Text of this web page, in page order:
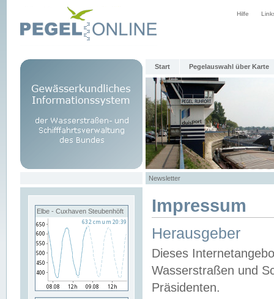
Hilfe
Start Pegelauswahl über Karte
Newsletter
Elbe - Cuxhaven Steubenhöft Impressum
Herausgeber
Dieses
Wasserstraßen und
Präsidenten.